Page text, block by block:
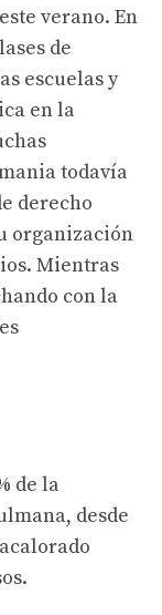
verano. En
de
escuelas y
en la
todavía
derecho
organización
Mientras
con la
de la
desde